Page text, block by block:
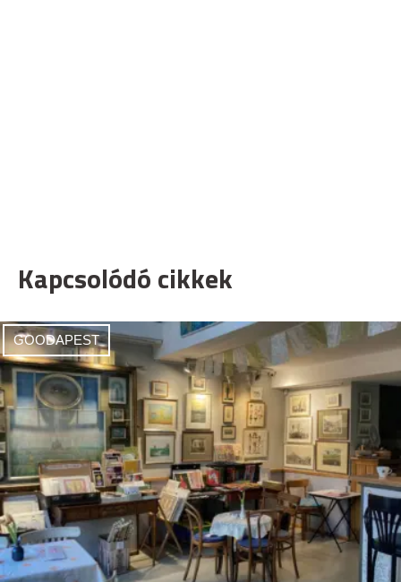
Kapcsolódó cikkek
GOODAPEST